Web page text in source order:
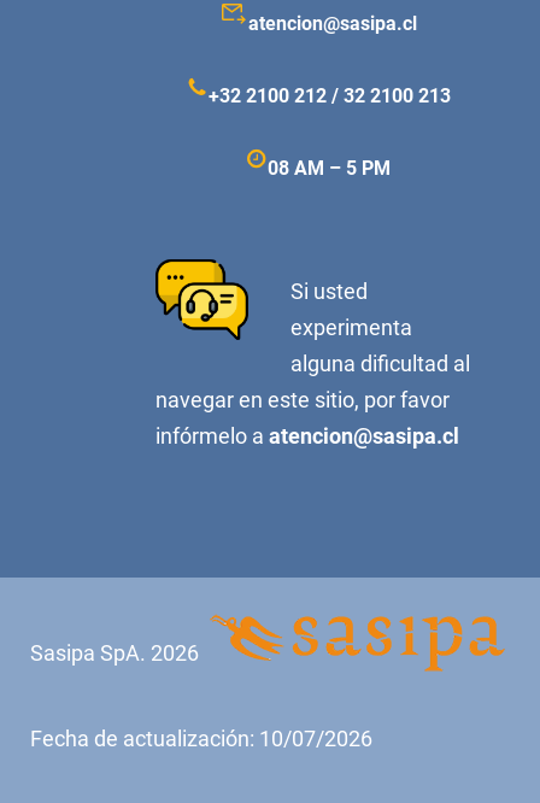
atencion@sasipa.cl
+32 2100 212 / 32 2100 213
08 AM – 5 PM
Si usted
experimenta
alguna dificultad al
navegar en este sitio, por favor
infórmelo a atencion@sasipa.cl
Sasipa SpA. 2026
Fecha de actualización: 10/07/2026